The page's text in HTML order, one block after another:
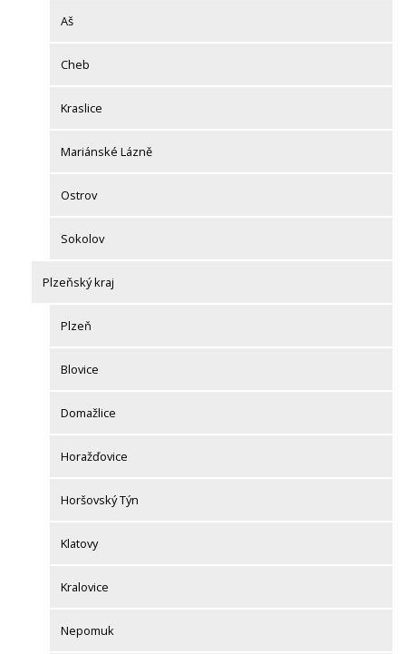
Aš
Cheb
Kraslice
Mariánské Lázně
Ostrov
Sokolov
Plzeňský kraj
Plzeň
Blovice
Domažlice
Horažďovice
Horšovský Týn
Klatovy
Kralovice
Nepomuk